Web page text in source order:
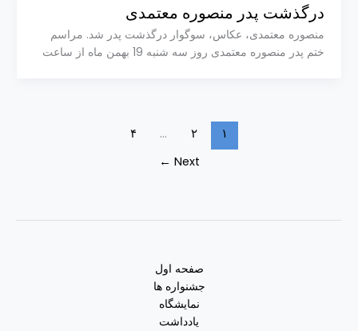
درگذشت پدر منصوره معتمدی
منصوره معتمدی، عکاس، سوگوار درگذشت پدر شد. مراسم
ختم پدر منصوره معتمدی روز سه شنبه 19 بهمن ماه از ساعت
۱ ۲ …
۴
Next
←
صفحه اول
جشنواره ها
نمایشگاه
یادداشت